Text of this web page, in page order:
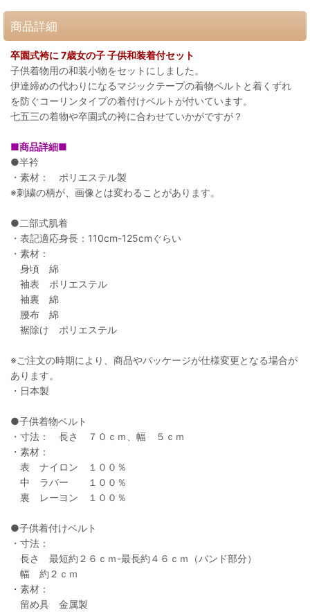
商品詳細
卒園式袴に 7歳女の子 子供和装着付セット
子供着物用の和装小物をセットにしました。
伊達締めの代わりになるマジックテープの着物ベルトと着くずれ
を防ぐコーリンタイプの着付けベルトが付いています。
七五三の着物や卒園式の袴に合わせていかがですが？
■商品詳細■
●半衿
・素材： ポリエステル製
※刺繍の柄が、画像とは変わることがあります。
●二部式肌着
・表記適応身長：110cm-125cmぐらい
・素材：
身頃 綿
袖表 ポリエステル
袖裏 綿
腰布 綿
裾除け ポリエステル
※ご注文の時期により、商品やパッケージが仕様変更となる場合が
あります。
・日本製
●子供着物ベルト
・寸法： 長さ ７０ｃｍ、幅 ５ｃｍ
・素材：
表 ナイロン １００％
中 ラバー １００％
裏 レーヨン １００％
●子供着付けベルト
・寸法：
長さ 最短約２６ｃｍ-最長約４６ｃｍ（バンド部分）
幅 約２ｃｍ
・素材：
留め具 金属製